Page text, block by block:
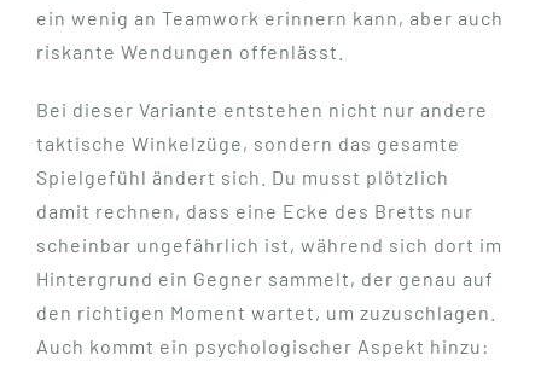
ein wenig an Teamwork erinnern kann, aber auch
riskante Wendungen offenlässt.
Bei dieser Variante entstehen nicht nur andere
taktische Winkelzüge, sondern das gesamte
Spielgefühl ändert sich. Du musst plötzlich
damit rechnen, dass eine Ecke des Bretts nur
scheinbar ungefährlich ist, während sich dort im
Hintergrund ein Gegner sammelt, der genau auf
den richtigen Moment wartet, um zuzuschlagen.
Auch kommt ein psychologischer Aspekt hinzu: